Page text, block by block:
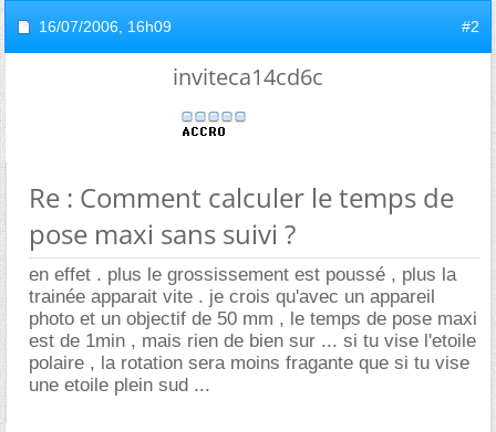
16/07/2006, 16h09 #2
inviteca14cd6c
Re : Comment calculer le temps de
pose maxi sans suivi ?
en effet . plus le grossissement est poussé , plus la
trainée apparait vite . je crois qu'avec un appareil
photo et un objectif de 50 mm , le temps de pose maxi
est de 1min , mais rien de bien sur ... si tu vise l'etoile
polaire , la rotation sera moins fragante que si tu vise
une etoile plein sud ...